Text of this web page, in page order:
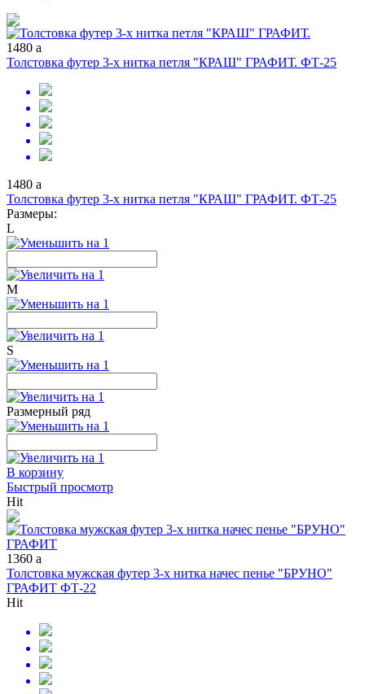
1480 a
Толстовка футер 3-х нитка петля "КРАШ" ГРАФИТ. ФТ-25
1480 a
Толстовка футер 3-х нитка петля "КРАШ" ГРАФИТ. ФТ-25
Размеры:
L
M
S
Размерный ряд
В корзину
Быстрый просмотр
Hit
1360 a
Толстовка мужская футер 3-х нитка начес пенье "БРУНО"
ГРАФИТ ФТ-22
Hit